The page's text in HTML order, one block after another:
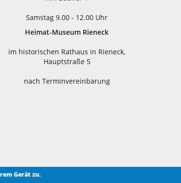
Samstag 9.00 - 12.00 Uhr
Heimat-Museum Rieneck
im historischen Rathaus in Rieneck,
Hauptstraße 5
nach Terminvereinbarung
Gerät zu.